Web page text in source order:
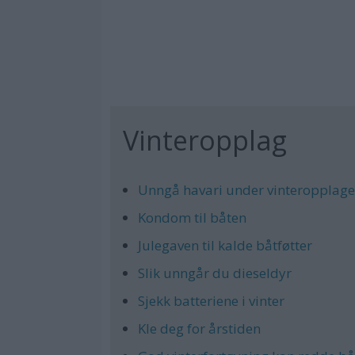
Vinteropplag
Unngå havari under
Kondom til båten
Julegaven til kalde båtføtter
Slik unngår du dieseldyr
Sjekk batteriene i vinter
Kle deg for årstiden